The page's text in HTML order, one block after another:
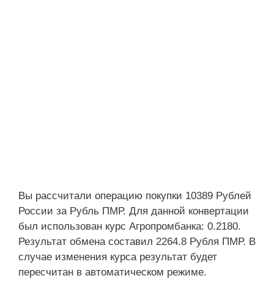
Вы рассчитали операцию покупки 10389 Рублей
России за Рубль ПМР. Для данной конвертации
был использован курс Агропромбанка: 0.2180.
Результат обмена составил 2264.8 Рубля ПМР. В
случае изменения курса результат будет
пересчитан в автоматическом режиме.